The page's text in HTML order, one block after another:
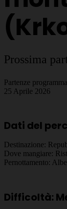
Prossima
Partenze
25 Aprile 2026
Dati del
Destinazione:
Dove mangiare:
Pernottamento:
Difficoltà: